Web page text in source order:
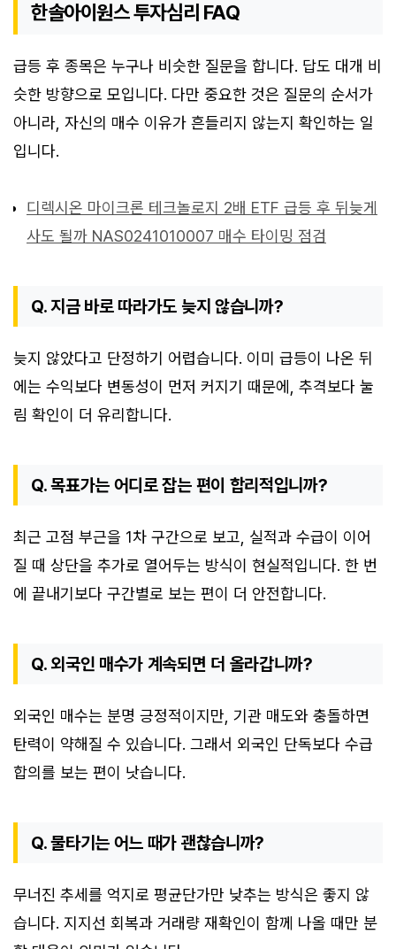
한솔아이원스 투자심리 FAQ
급등 후 종목은 누구나 비슷한 질문을 합니다. 답도 대개 비
슷한 방향으로 모입니다. 다만 중요한 것은 질문의 순서가
아니라, 자신의 매수 이유가 흔들리지 않는지 확인하는 일
입니다.
디렉시온 마이크론 테크놀로지 2배 ETF 급등 후 뒤늦게
사도 될까 NAS0241010007 매수 타이밍 점검
Q. 지금 바로 따라가도 늦지 않습니까?
늦지 않았다고 단정하기 어렵습니다. 이미 급등이 나온 뒤
에는 수익보다 변동성이 먼저 커지기 때문에, 추격보다 눌
림 확인이 더 유리합니다.
Q. 목표가는 어디로 잡는 편이 합리적입니까?
최근 고점 부근을 1차 구간으로 보고, 실적과 수급이 이어
질 때 상단을 추가로 열어두는 방식이 현실적입니다. 한 번
에 끝내기보다 구간별로 보는 편이 더 안전합니다.
Q. 외국인 매수가 계속되면 더 올라갑니까?
외국인 매수는 분명 긍정적이지만, 기관 매도와 충돌하면
탄력이 약해질 수 있습니다. 그래서 외국인 단독보다 수급
합의를 보는 편이 낫습니다.
Q. 물타기는 어느 때가 괜찮습니까?
무너진 추세를 억지로 평균단가만 낮추는 방식은 좋지 않
습니다. 지지선 회복과 거래량 재확인이 함께 나올 때만 분